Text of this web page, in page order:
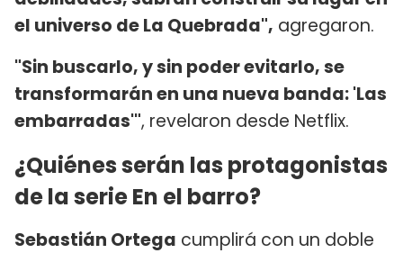
el universo de La Quebrada", agregaron.
"Sin buscarlo, y sin poder evitarlo, se
transformarán en una nueva banda: 'Las
embarradas'", revelaron desde Netflix.
¿Quiénes serán las protagonistas
de la serie En el barro?
Sebastián Ortega cumplirá con un doble